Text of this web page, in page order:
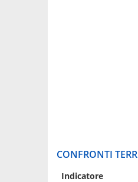
CONFRONTI
Indicatore